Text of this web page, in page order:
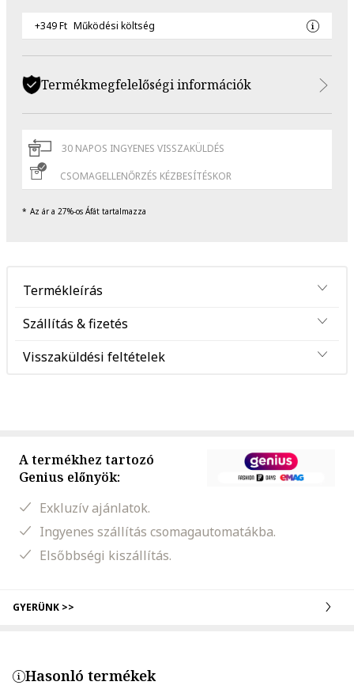
+349 Ft Működési költség
Termékmegfelelőségi információk
30 NAPOS INGYENES VISSZAKÜLDÉS
CSOMAGELLENŐRZÉS KÉZBESÍTÉSKOR
Az ár a 27%-os Áfát tartalmazza
Termékleírás
Szállítás & fizetés
Visszaküldési feltételek
A termékhez tartozó
Genius előnyök:
Exkluzív ajánlatok.
Ingyenes szállítás csomagautomatákba.
Elsőbbségi kiszállítás.
GYERÜNK >>
Hasonló termékek